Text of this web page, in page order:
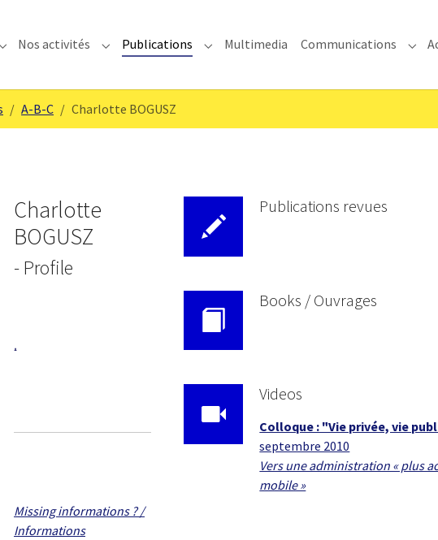
Submenu for "IMODEV"
Nos activités Submenu for "Nos activités"
Publications Submenu for "Publications"
Multimedia Communications
A-B-C Charlotte BOGUSZ
Charlotte
BOGUSZ
- Profile
Missing informations ? /
Informations
Publications revues
Books / Ouvrages
Videos
Colloque : "Vie privée, vie
septembre 2010
Vers une administration « plus
mobile »